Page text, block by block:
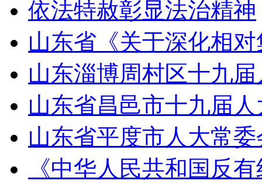
依法特赦彰显法治精神
山东省《关于深化相
山东淄博周村区十九
山东省昌邑市十九届
山东省平度市人大常
《中华人民共和国反